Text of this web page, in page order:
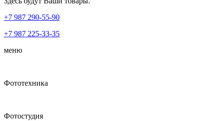
+7 987 290-55-90
+7 987 225-33-35
меню
Фототехника
Фотостудия